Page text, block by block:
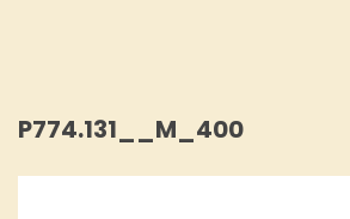
P774.131__M_400